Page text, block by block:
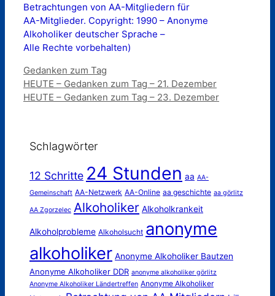
Betrachtungen von AA-Mitgliedern für
AA-Mitglieder. Copyright: 1990 – Anonyme
Alkoholiker deutscher Sprache –
Alle Rechte vorbehalten)
Kategorien
Gedanken zum Tag
HEUTE – Gedanken zum Tag – 21. Dezember
HEUTE – Gedanken zum Tag – 23. Dezember
Schlagwörter
12 Schritte 24 Stunden aa AA-
Gemeinschaft AA-Netzwerk AA-Online aa geschichte aa görlitz
AA Zgorzelec Alkoholiker Alkoholkrankeit
Alkoholprobleme Alkoholsucht anonyme
alkoholiker Anonyme Alkoholiker Bautzen
Anonyme Alkoholiker DDR anonyme alkoholiker görlitz
Anonyme Alkoholiker Ländertreffen Anonyme Alkoholiker